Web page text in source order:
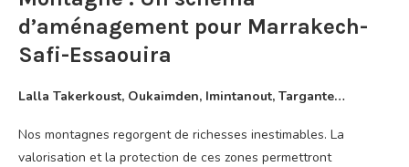
d’aménagement pour Marrakech-
Safi-Essaouira
Lalla Takerkoust, Oukaimden, Imintanout, Targante…
Nos montagnes regorgent de richesses inestimables. La
valorisation et la protection de ces zones permettront